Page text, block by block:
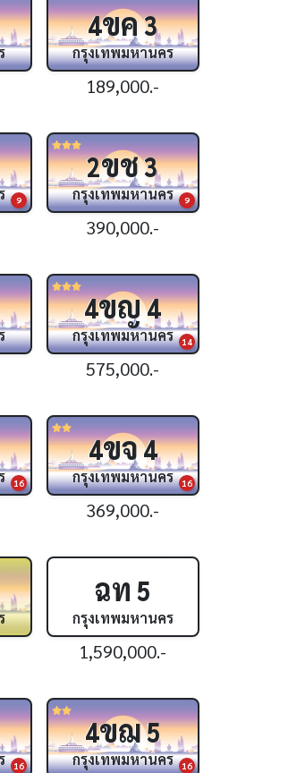
4ขค3
กรุงเทพมหานคร
189,000.-
9 9
2ขช3
กรุงเทพมหานคร
390,000.-
14
4ขญ4
กรุงเทพมหานคร
575,000.-
16 16
4ขจ4
กรุงเทพมหานคร
369,000.-
ฉท5
กรุงเทพมหานคร
1,590,000.-
16 16
4ขฌ5
กรุงเทพมหานคร